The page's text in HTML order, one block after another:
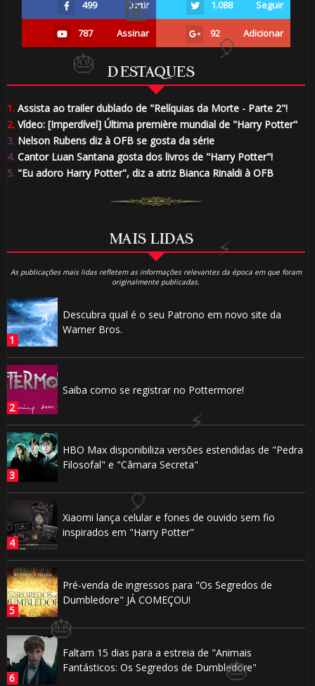
499 Curtir 1.088 Seguir
787 Assinar 92 Adicionar
DESTAQUES
1.Assista ao trailer dublado de "Relíquias da Morte - Parte 2"!
2.Vídeo: [Imperdível] Última première mundial de "Harry Potter"
3.Nelson Rubens diz à OFB se gosta da série
4.Cantor Luan Santana gosta dos livros de "Harry Potter"!
5."Eu adoro Harry Potter", diz a atriz Bianca Rinaldi à OFB
MAIS LIDAS
As publicações mais lidas refletem as informações relevantes da época em que foram
originalmente publicadas.
Descubra qual é o seu Patrono em novo site da
Warner Bros.
Saiba como se registrar no Pottermore!
HBO Max disponibiliza versões estendidas de "Pedra
Filosofal" e "Câmara Secreta"
Xiaomi lança celular e fones de ouvido sem fio
inspirados em "Harry Potter"
Pré-venda de ingressos para "Os Segredos de
Dumbledore" JÁ COMEÇOU!
Faltam 15 dias para a estreia de "Animais
Fantásticos: Os Segredos de Dumbledore"
🎈
🎈
1️⃣
8️⃣
🎂